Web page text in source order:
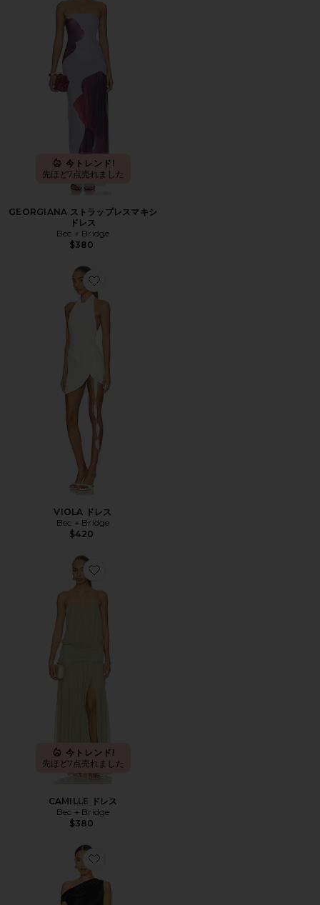
今トレンド!
先ほど7点売れました
GEORGIANA ストラップレスマキシ
ドレス
Bec + Bridge
$380
Favorite VIOLA ドレス
VIOLA ドレス
Bec + Bridge
$420
Favorite CAMILLE ドレス
今トレンド!
先ほど7点売れました
CAMILLE ドレス
Bec + Bridge
$380
Favorite SOL アシンメトリードレス